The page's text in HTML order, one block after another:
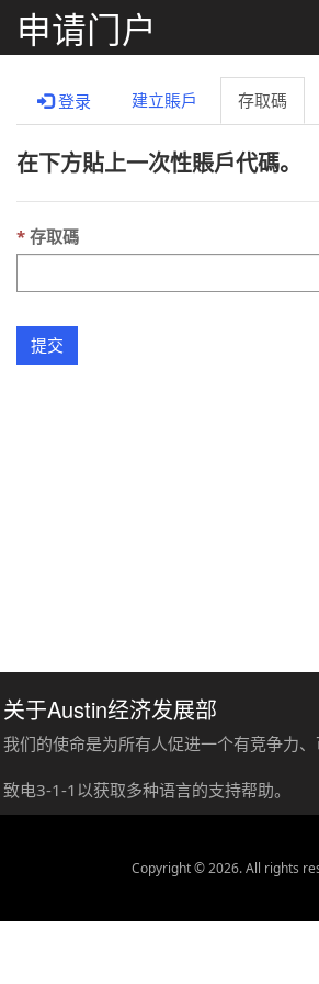
申请门户
登录 建立賬戶 存取碼
在下方貼上一次性賬戶代碼。
存取碼
提交
关于Austin经济发展部
我们的使命是为所有人促进一个有竞争力
致电3-1-1以获取多种语言的支持帮助。
Copyright © 2026. All rights